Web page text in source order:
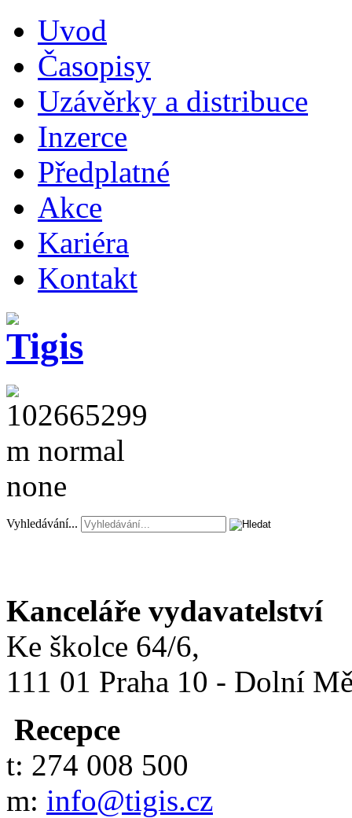
Uvod
Časopisy
Uzávěrky a distribuce
Inzerce
Předplatné
Akce
Kariéra
Kontakt
Vyhledávání...
Kanceláře vydavatelství
Ke školce 64/6,
111 01 Praha 10 - Dolní
Recepce
t: 274 008 500
m: info@tigis.cz